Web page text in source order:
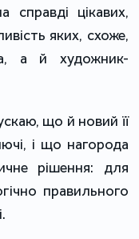
справді цікавих,
яких, схоже,
а й художник-
що й новий її
і що нагорода
рішення: для
правильного